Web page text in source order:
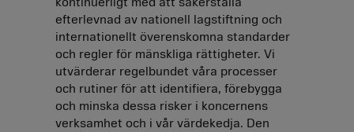
efterlevnad av nationell lagstiftning och
internationellt överenskomna standarder
och regler för mänskliga rättigheter. Vi
utvärderar regelbundet våra processer
och rutiner för att identifiera, förebygga
och minska dessa risker i koncernens
verksamhet och i vår värdekedja. Den